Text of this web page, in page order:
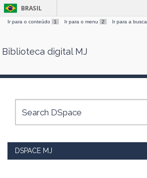
Skip
BRASIL
Ir para o conteúdo 1 Ir para o menu 2 Ir para a busca
Biblioteca digital MJ
DSPACE MJ